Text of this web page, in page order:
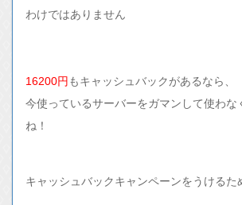
わけではありません
16200円 もキャッシュバックがあるなら、
今使っているサーバーをガマンして使わな
ね！
キャッシュバックキャンペーンをうけるた